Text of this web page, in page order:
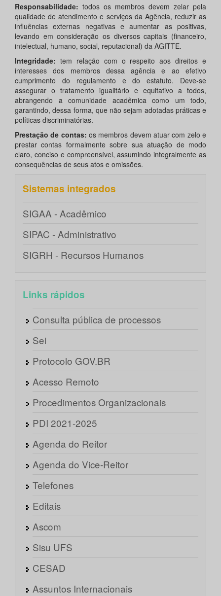
Responsabilidade: todos os membros devem zelar pela
qualidade de atendimento e serviços da Agência, reduzir as
influências externas negativas e aumentar as positivas,
levando em consideração os diversos capitais (financeiro,
intelectual, humano, social, reputacional) da AGITTE.
Integridade: tem relação com o respeito aos direitos e
interesses dos membros dessa agência e ao efetivo
cumprimento do regulamento e do estatuto. Deve-se
assegurar o tratamento igualitário e equitativo a todos,
abrangendo a comunidade acadêmica como um todo,
garantindo, dessa forma, que não sejam adotadas práticas e
políticas discriminatórias.
Prestação de contas: os membros devem atuar com zelo e
prestar contas formalmente sobre sua atuação de modo
claro, conciso e compreensível, assumindo integralmente as
consequências de seus atos e omissões.
Sistemas integrados
SIGAA - Acadêmico
SIPAC - Administrativo
SIGRH - Recursos Humanos
Links rápidos
Consulta pública de processos
Sei
Protocolo GOV.BR
Acesso Remoto
Procedimentos Organizacionais
PDI 2021-2025
Agenda do Reitor
Agenda do Vice-Reitor
Telefones
Editais
Ascom
Sisu UFS
CESAD
Assuntos Internacionais